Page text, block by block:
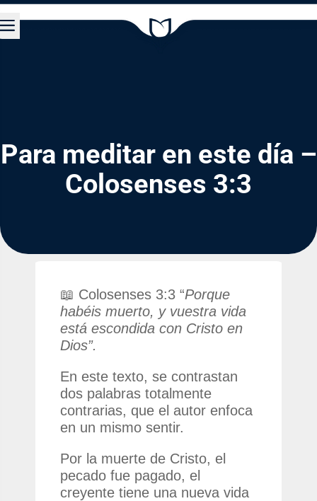
Para meditar en este día –
Colosenses 3:3
📖 Colosenses 3:3 “Porque
habéis muerto, y vuestra vida
está escondida con Cristo en
Dios”.
En este texto, se contrastan
dos palabras totalmente
contrarias, que el autor enfoca
en un mismo sentir.
Por la muerte de Cristo, el
pecado fue pagado, el
creyente tiene una nueva vida